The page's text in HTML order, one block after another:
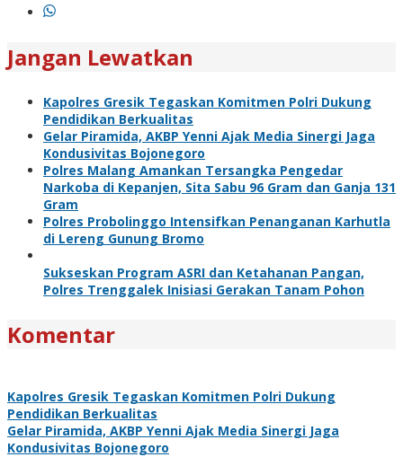
Jangan Lewatkan
Kapolres Gresik Tegaskan Komitmen Polri Dukung
Pendidikan Berkualitas
Gelar Piramida, AKBP Yenni Ajak Media Sinergi Jaga
Kondusivitas Bojonegoro
Polres Malang Amankan Tersangka Pengedar
Narkoba di Kepanjen, Sita Sabu 96 Gram dan Ganja 131
Gram
Polres Probolinggo Intensifkan Penanganan Karhutla
di Lereng Gunung Bromo
Sukseskan Program ASRI dan Ketahanan Pangan,
Polres Trenggalek Inisiasi Gerakan Tanam Pohon
Komentar
Kapolres Gresik Tegaskan Komitmen Polri Dukung
Pendidikan Berkualitas
Gelar Piramida, AKBP Yenni Ajak Media Sinergi Jaga
Kondusivitas Bojonegoro